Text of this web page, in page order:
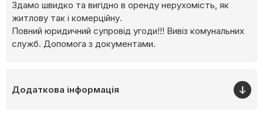
Здамо швидко та вигідно в оренду нерухомість, як
житлову так і комерційну.
Повний юридичний супровід угоди!!! Вивіз комунальних
служб. Допомога з документами.
Додаткова інформація